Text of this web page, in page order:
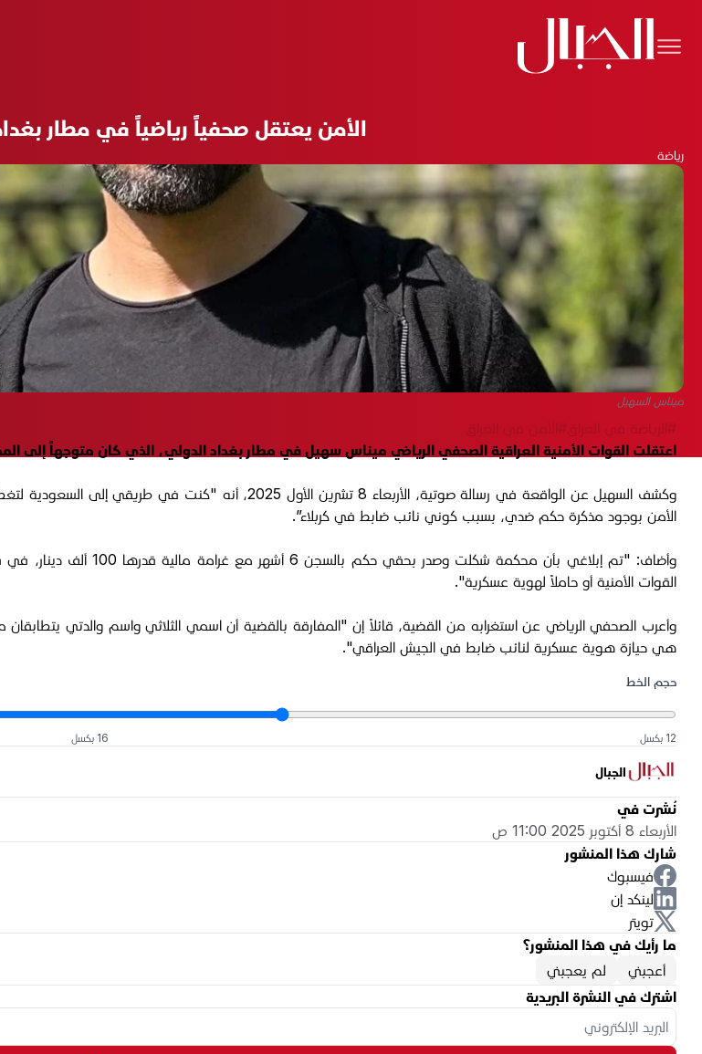
الأمن يعتقل صحفياً رياضياً في مطار
رياضة
ميناس السهيل
#الرياضة في العراق#الأمن في العراق
اعتقلت القوات الأمنية العراقية الصحفي الرياضي ميناس سهيل في مطار بغداد الدولي، الذي كان متوجهاً إلى
وكشف السهيل عن الواقعة في رسالة صوتية، الأربعاء 8 تشرين
الأمن بوجود مذكرة حكم ضدي، بسبب كوني نائب ضابط في كربلاء”.
القوات الأمنية أو حاملاً لهوية عسكرية".
وأعرب الصحفي الرياضي عن استغرابه من القضية، قائلاً إن "المفارقة بالقضية أن اسمي الثلاثي واسم والدتي
هي حيازة هوية عسكرية لنائب ضابط في الجيش العراقي".
حجم الخط
12 بكسل 16 بكسل
الجبال
نُشرت في
الأربعاء 8 أكتوبر 2025 11:00 ص
شارك هذا المنشور
فيسبوك
لينكد إن
تويتر
ما رأيك في هذا المنشور؟
أعجبني
لم يعجبني
اشترك في النشرة البريدية